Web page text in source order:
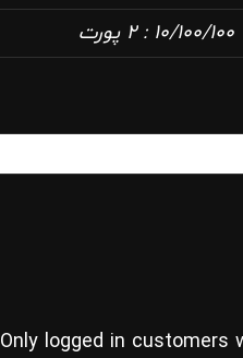
10/100/100 : 2 پورت
Only logged in customers